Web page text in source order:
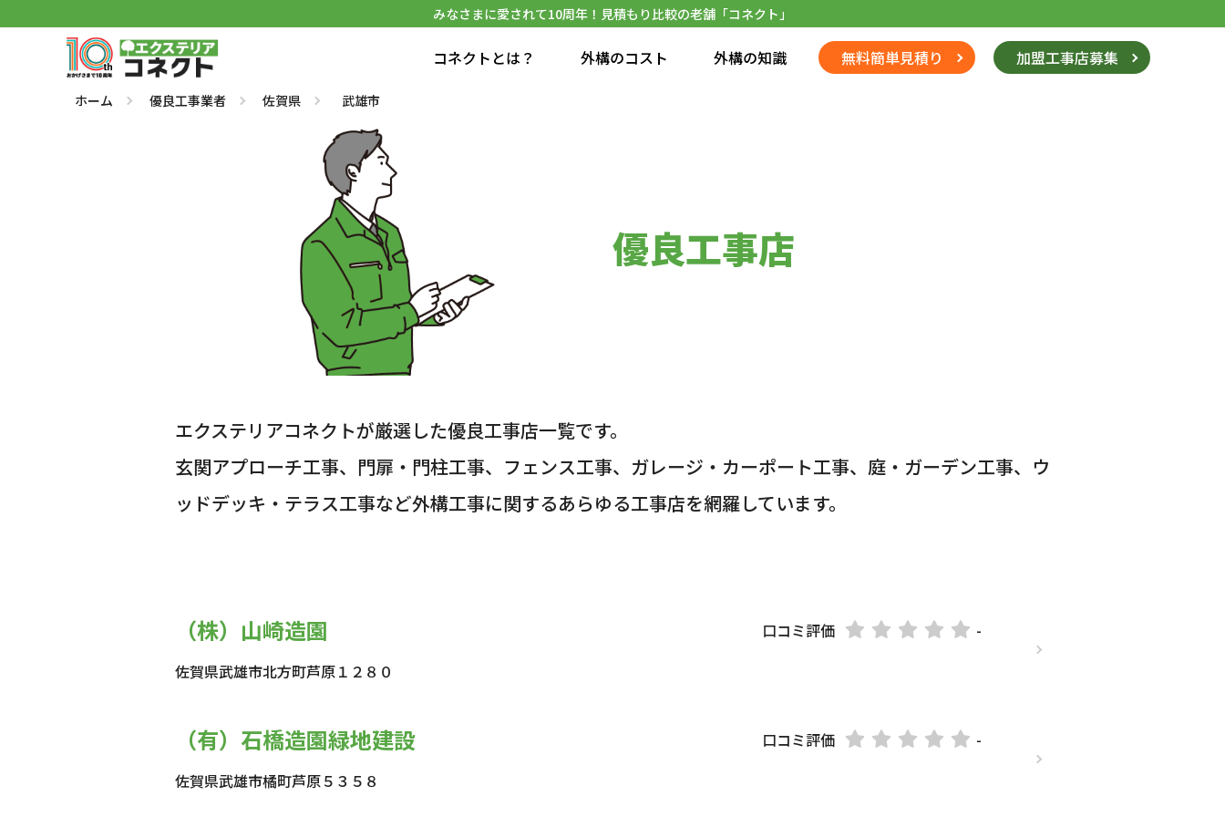
みなさまに愛されて10周年！見積もり比較の老舗「コネクト」
コネクトとは？ 外構のコスト 外構の知識 無料簡単見積り 加盟工事店募集
ホーム 優良工事業者 佐賀県 武雄市
優良工事店
エクステリアコネクトが厳選した優良工事店一覧です。
玄関アプローチ工事、門扉・門柱工事、フェンス工事、ガレージ・カーポート工事、庭・ガーデン工事、ウ
ッドデッキ・テラス工事など外構工事に関するあらゆる工事店を網羅しています。
（株）山崎造園 口コミ評価
-
佐賀県武雄市北方町芦原１２８０
（有）石橋造園緑地建設 口コミ評価
-
佐賀県武雄市橘町芦原５３５８